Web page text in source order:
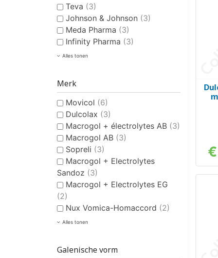
Teva (3)
Johnson & Johnson (3)
Meda Pharma (3)
Infinity Pharma (3)
Alles tonen
Merk
Movicol (6)
Dulcolax (3)
Macrogol + électrolytes AB (3)
Macrogol AB (3)
Sopreli (3)
Macrogol + Electrolytes
Sandoz (3)
Macrogol + Electrolytes EG
(2)
Nux Vomica-Homaccord (2)
Alles tonen
Galenische vorm